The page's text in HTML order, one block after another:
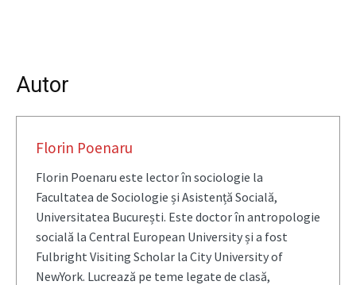
Autor
Florin Poenaru
Florin Poenaru este lector în sociologie la
Facultatea de Sociologie și Asistență Socială,
Universitatea București. Este doctor în antropologie
socială la Central European University și a fost
Fulbright Visiting Scholar la City University of
NewYork. Lucrează pe teme legate de clasă,